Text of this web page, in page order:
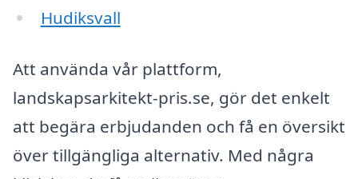
Hudiksvall
Att använda vår plattform,
landskapsarkitekt-pris.se, gör det enkelt
att begära erbjudanden och få en översikt
över tillgängliga alternativ. Med några